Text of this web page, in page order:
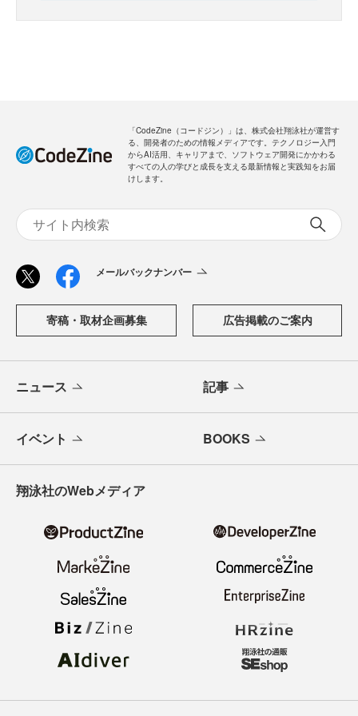
「CodeZine（コードジン）」は、株式会社翔泳社が運営す
る、開発者のための情報メディアです。テクノロジー入門
からAI活用、キャリアまで、ソフトウェア開発にかかわる
すべての人の学びと成長を支える最新情報と実践知をお届
けします。
メールバックナンバー
寄稿・取材企画募集 広告掲載のご案内
ニュース 記事
イベント BOOKS
翔泳社のWebメディア